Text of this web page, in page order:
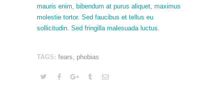
mauris enim, bibendum at purus aliquet, maximus
molestie tortor. Sed faucibus et tellus eu
sollicitudin. Sed fringilla malesuada luctus.
TAGS: fears phobias
Insert